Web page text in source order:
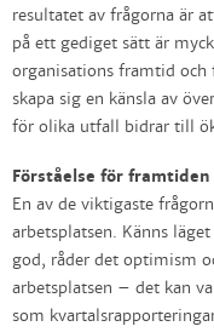
resultatet av frågorna är
på ett gediget sätt är
organisations framtid
skapa sig en känsla av
för olika utfall bidrar till
Förståelse för
En av de viktigaste
arbetsplatsen. Känns
god, råder det optimism
arbetsplatsen – det kan
som